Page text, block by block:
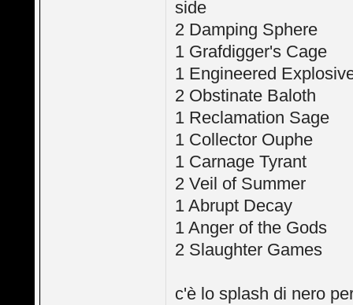
side
2 Damping Sphere
1 Grafdigger's Cage
1 Engineered
2 Obstinate Baloth
1 Reclamation Sage
1 Collector Ouphe
1 Carnage Tyrant
2 Veil of Summer
1 Abrupt Decay
1 Anger of the Gods
2 Slaughter Games
c'è lo splash di nero